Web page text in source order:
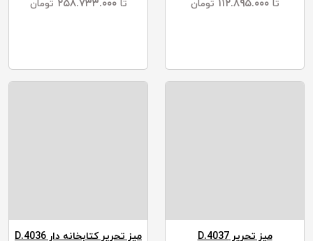
تا ۱۱۲.۸۹۵.۰۰۰ تومان
تا ۲۵۸.۷۳۳.۰۰۰ تومان
میز تحریر D.4037 میز تحریر کتابخانه دار D.4036